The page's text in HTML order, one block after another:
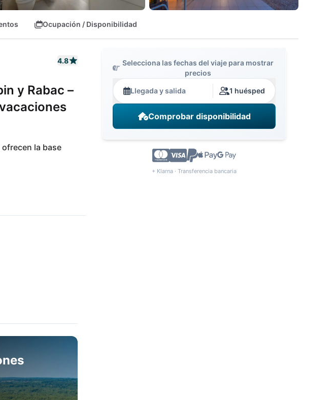
Ocupación / Disponibilidad
4.8
y Rabac –
la base
a la hora de
al punto más
todas las
de numerosas
para los
Selecciona las fechas del viaje para mostrar
precios
Llegada y salida 1 huésped
Comprobar disponibilidad
+ Klarna · Transferencia bancaria